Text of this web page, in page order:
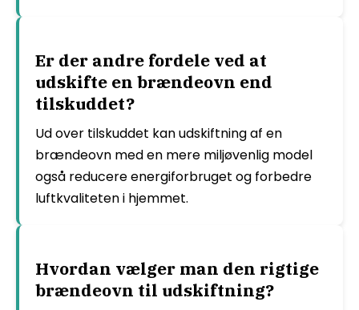
Er der andre fordele ved at
udskifte en brændeovn end
tilskuddet?
Ud over tilskuddet kan udskiftning af en
brændeovn med en mere miljøvenlig model
også reducere energiforbruget og forbedre
luftkvaliteten i hjemmet.
Hvordan vælger man den rigtige
brændeovn til udskiftning?